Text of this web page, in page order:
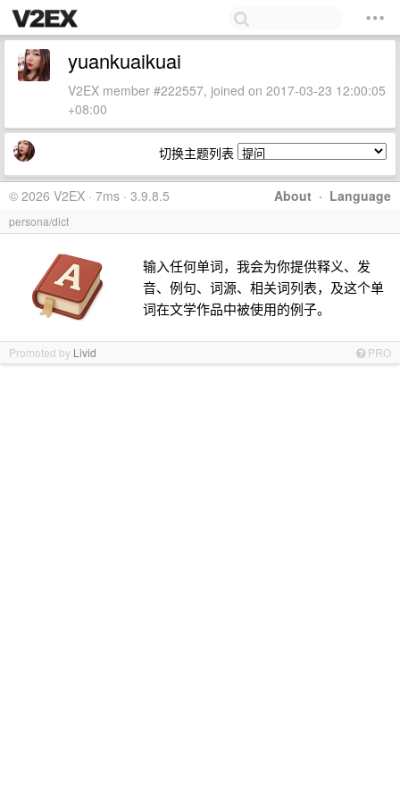
yuankuaikuai
V2EX member #222557, joined on 2017-03-23 12:00:05
+08:00
切换主题列表
About · Language
© 2026 V2EX · 7ms · 3.9.8.5
persona/dict
输入任何单词，我会为你提供释义、发
音、例句、词源、相关词列表，及这个单
词在文学作品中被使用的例子。
Promoted by Livid PRO